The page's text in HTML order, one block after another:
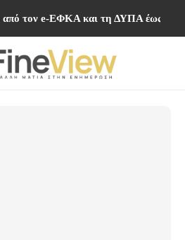
από τον e-ΕΦΚΑ και τη ΔΥΠΑ έως τις